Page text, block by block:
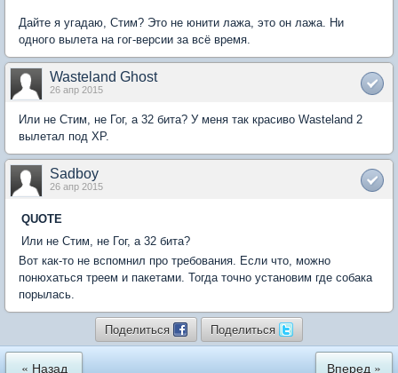
Дайте я угадаю, Стим? Это не юнити лажа, это он лажа. Ни
одного вылета на гог-версии за всё время.
Wasteland Ghost
26 апр 2015
Или не Стим, не Гог, а 32 бита? У меня так красиво Wasteland 2
вылетал под XP.
Sadboy
26 апр 2015
QUOTE
Или не Стим, не Гог, а 32 бита?
Вот как-то не вспомнил про требования. Если что, можно
понюхаться треем и пакетами. Тогда точно установим где собака
порылась.
Поделиться Поделиться
« Назад Вперед »